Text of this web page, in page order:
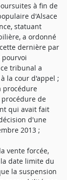
à fin de
d'Alsace
statuant
a ordonné
dernière par
pourvoi
tribunal a
la cour d'appel ;
procédure
de
qui avait fait
d'une
2013 ;
vente forcée,
date limite du
la suspension